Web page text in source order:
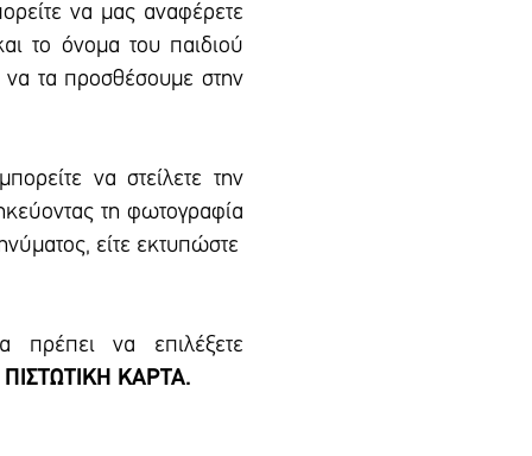
να μας αναφέρετε
το όνομα του παιδιού
να τα προσθέσουμε στην
να στείλετε την
τη φωτογραφία
είτε εκτυπώστε
να επιλέξετε
ΚΑΡΤΑ.